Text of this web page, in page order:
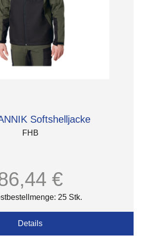
Softshelljacke
FHB
€
25 Stk.
Details